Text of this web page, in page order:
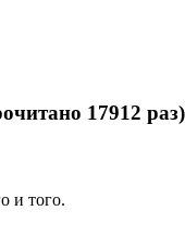
17912 раз)
и того.